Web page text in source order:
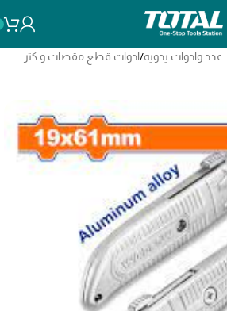
....عدد وادوات يدويه/ادوات قطع مقصات و كتر